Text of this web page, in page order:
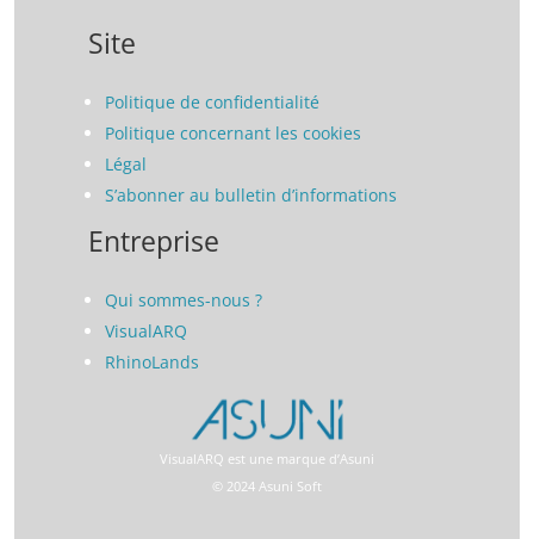
Site
Politique de confidentialité
Politique concernant les cookies
Légal
S’abonner au bulletin d’informations
Entreprise
Qui sommes-nous ?
VisualARQ
RhinoLands
VisualARQ est une marque d’Asuni
© 2024 Asuni Soft